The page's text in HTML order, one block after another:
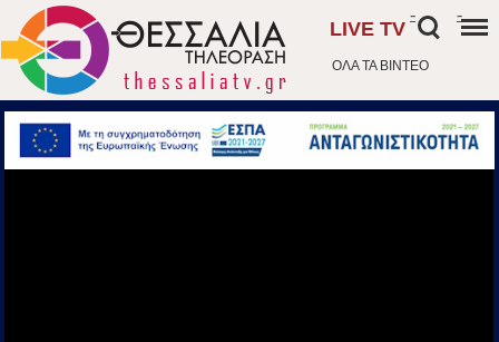
ΟΛΑ ΤΑ ΒΙΝΤΕΟ
LIVE TV
- -